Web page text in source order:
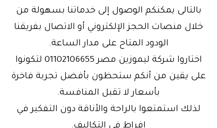
بالتالى يمكنكم الوصول إلى خدماتنا بسهولة من
خلال منصات الحجز الإلكتروني أو الاتصال بفريقنا
الودود المتاح على مدار الساعة.
اختاروا شركة ليموزين مصر 01102106655 لتكونوا
على يقين من أنكم ستحظون بأفضل تجربة فاخرة
بأسعار لا تقبل المنافسة.
لذلك استمتعوا بالراحة والأناقة دون التفكير في
إفراط في التكاليف.